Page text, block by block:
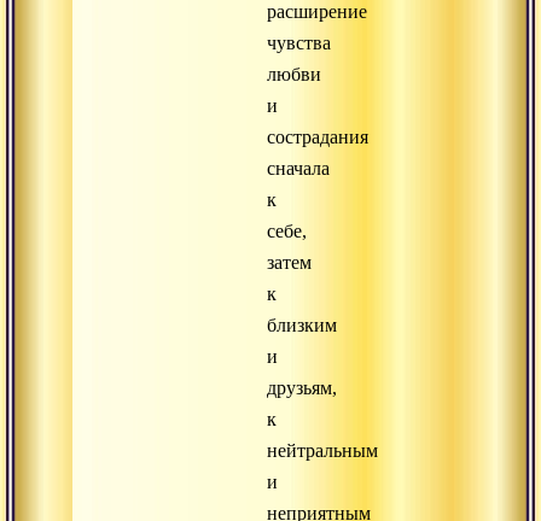
расширение
чувства
любви
и
сострадания
сначала
к
себе,
затем
к
близким
и
друзьям,
к
нейтральным
и
неприятным